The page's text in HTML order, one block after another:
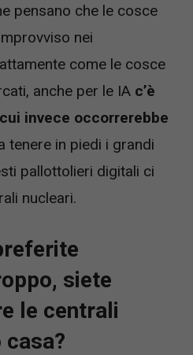
pensano che le cosce
nei
come le cosce
anche per le IA c’è
invece occorrerebbe
tenere in piedi i grandi
pallottolieri digitali ci
nucleari.
siete
le centrali